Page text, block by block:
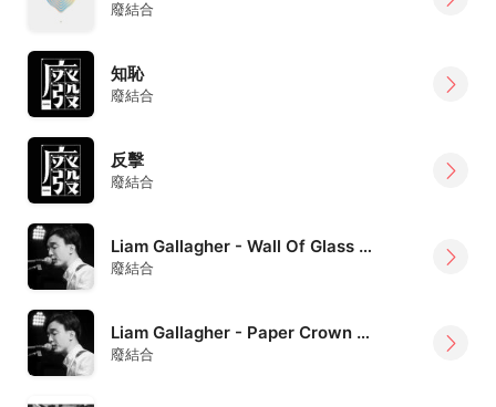
廢結合
知恥
廢結合
反擊
廢結合
Liam Gallagher - Wall Of Glass (Cover)
廢結合
Liam Gallagher - Paper Crown (cover)
廢結合